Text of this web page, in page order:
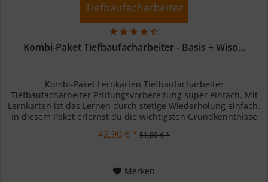
Kombi-Paket Tiefbaufacharbeiter - Basis + Wiso...
Kombi-Paket Lernkarten Tiefbaufacharbeiter
Tiefbaufacharbeiter Prüfungsvorbereitung super einfach. Mit
Lernkarten ist das Lernen durch stetige Wiederholung einfach.
In diesem Paket erlernst du die wichtigsten Grundkenntnisse
zu deinem...
42,90 € * 51,80 € *
Merken